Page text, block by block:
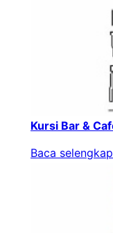
Kursi Bar &
Baca